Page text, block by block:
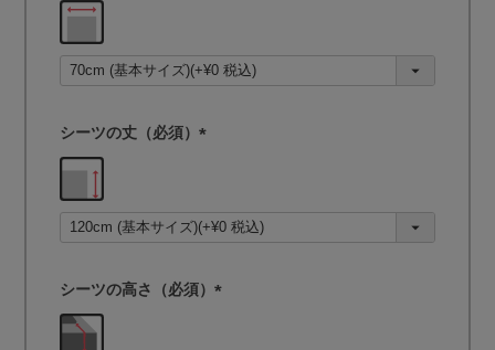
須
)
シーツの丈（必須）
須
)
シーツの高さ（必須）